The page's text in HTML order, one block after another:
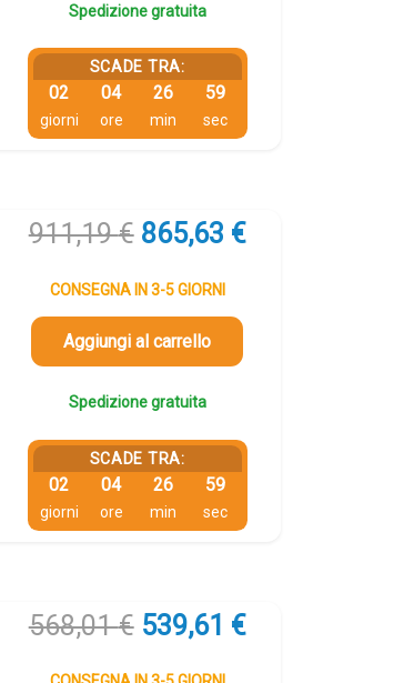
Spedizione gratuita
SCADE TRA:
02
giorni
04
ore
26
min
58
sec
911,19€ Il
originale
era:
911,19 €.
865,63 €Il
CONSEGNA IN 3-5 GIORNI
Aggiungi al carrello
Spedizione gratuita
SCADE TRA:
02
giorni
04
ore
26
min
58
sec
568,01€ Il
539,61 €Il